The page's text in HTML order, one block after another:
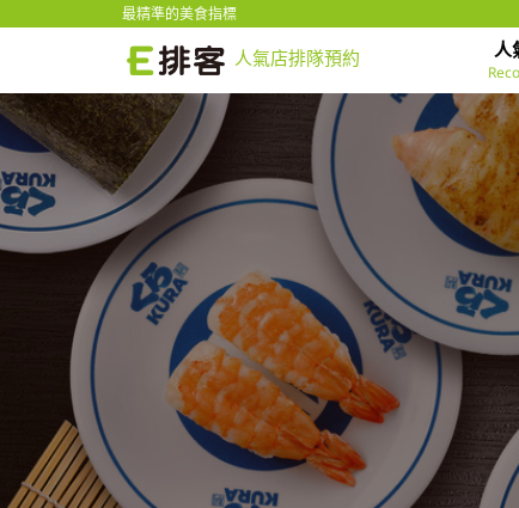
最精準的美食指標
人氣店排隊預約 人